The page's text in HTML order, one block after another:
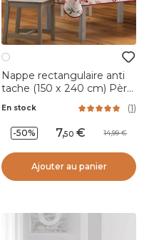
Nappe rectangulaire anti
tache (150 x 240 cm) Père
En stock (1)
-50% 7,50 14,99
Ajouter au panier